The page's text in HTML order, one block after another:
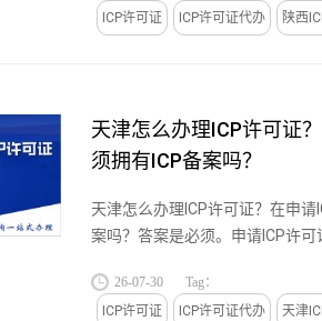
ICP许可证
ICP许可证代办 陕西
天津怎么办理ICP许可证
须拥有ICP备案吗？
天津怎么办理ICP许可证？在申请
案吗？答案是必须。申请ICP许
务备案）...
26-07-30
Tag：
ICP许可证
ICP许可证代办 天津